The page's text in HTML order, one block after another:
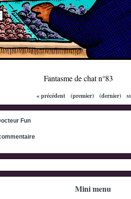
Fantasme de chat n°83
« précédent (premier) (dernier)
Mini menu